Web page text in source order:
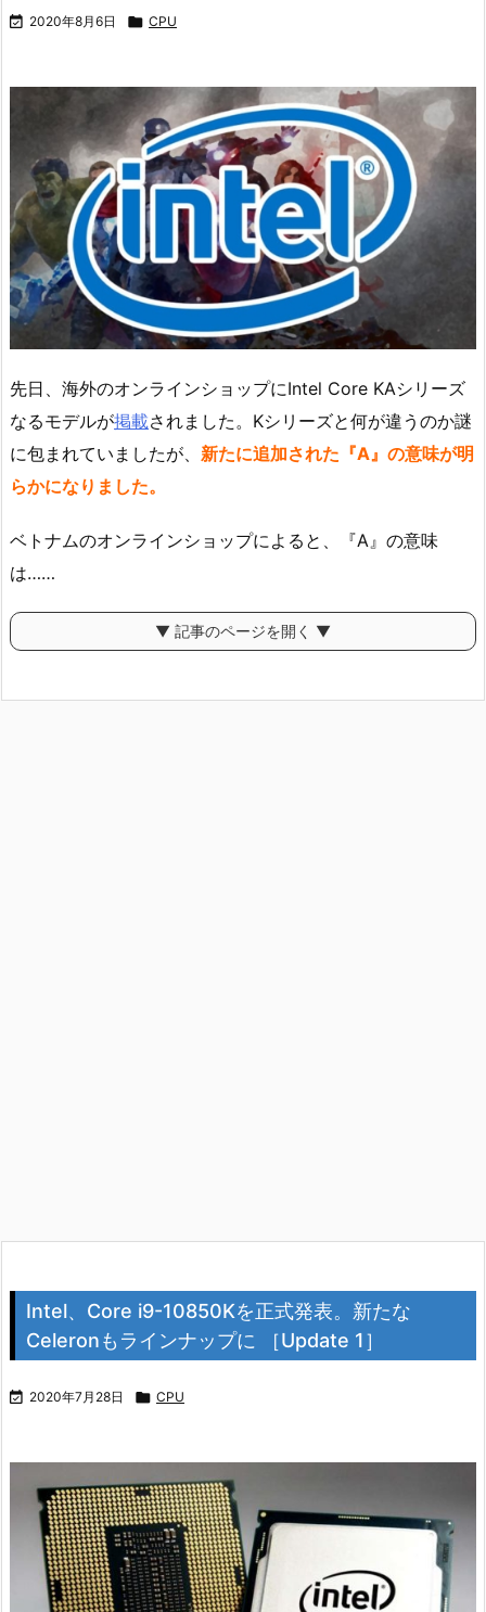
 2020年8月6日  CPU
先日、海外のオンラインショップにIntel Core KAシリーズ
なるモデルが掲載されました。Kシリーズと何が違うのか謎
に包まれていましたが、 新たに追加された『A』の意味が明
らかになりました。
ベトナムのオンラインショップによると、『A』の意味
は……
▼ 記事のページを開く ▼
Intel、Core i9-10850Kを正式発表。新たな
Celeronもラインナップに ［Update 1］
 2020年7月28日  CPU